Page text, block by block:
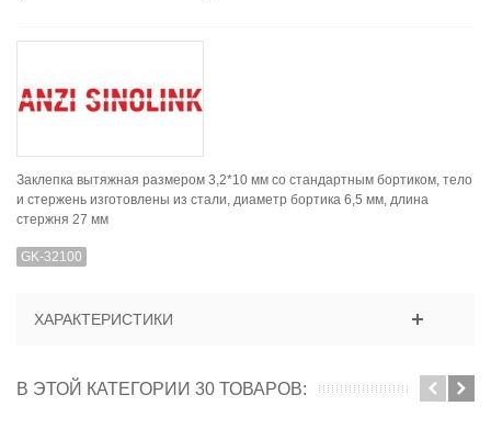
Заклепка вытяжная размером 3,2*10 мм со стандартным бортиком, тело
и стержень изготовлены из стали, диаметр бортика 6,5 мм, длина
стержня 27 мм
GK-32100
ХАРАКТЕРИСТИКИ
В ЭТОЙ КАТЕГОРИИ 30 ТОВАРОВ: